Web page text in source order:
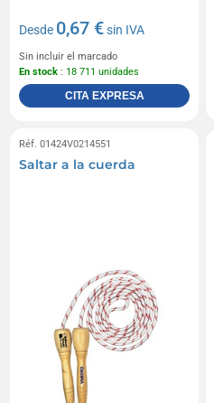
Desde 0,67 €sin IVA
Sin incluir el marcado
En stock : 18 711 unidades
CITA EXPRESA
Réf. 01424V0214551
Saltar a la cuerda